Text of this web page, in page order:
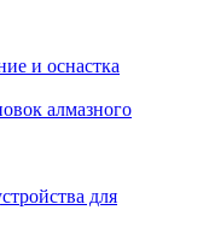
и оснастка
алмазного
для